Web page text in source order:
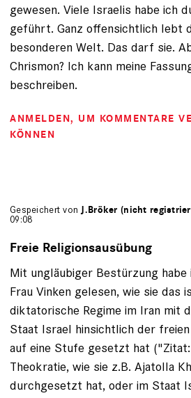
gewesen. Viele Israelis habe ich
geführt. Ganz offensichtlich lebt
besonderen Welt. Das darf sie.
Chrismon? Ich kann meine
beschreiben.
ANMELDEN, UM KOMMENTARE
KÖNNEN
Gespeichert von J.Bröker (nicht
09:08
Freie Religionsausübung
Mit ungläubiger Bestürzung
Frau Vinken gelesen, wie sie das
diktatorische Regime im Iran mit
Staat Israel hinsichtlich der
auf eine Stufe gesetzt hat
Theokratie, wie sie z.B. Ajatolla
durchgesetzt hat, oder im Staat